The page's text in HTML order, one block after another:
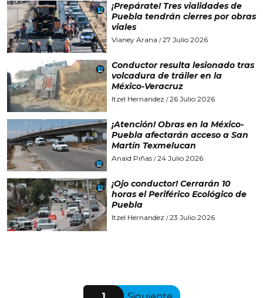
¡Prepárate! Tres vialidades de
Puebla tendrán cierres por obras
viales
Vianey Arana /27 Julio 2026
Conductor resulta lesionado tras
volcadura de tráiler en la
México-Veracruz
Itzel Hernandez /26 Julio 2026
¡Atención! Obras en la México-
Puebla afectarán acceso a San
Martín Texmelucan
Anaid Piñas/24 Julio 2026
¡Ojo conductor! Cerrarán 10
horas el Periférico Ecológico de
Puebla
Itzel Hernandez /23 Julio 2026